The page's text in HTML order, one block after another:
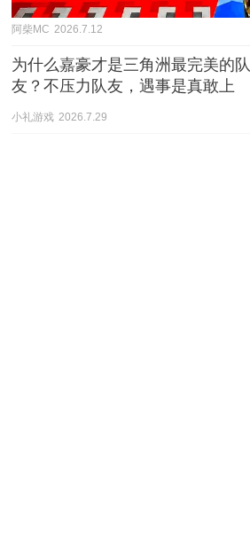
阿柴MC 2026.7.12
为什么嘉豪才是三角洲最完美的队
友？不压力队友，遇事是真敢上
小礼游戏 2026.7.29